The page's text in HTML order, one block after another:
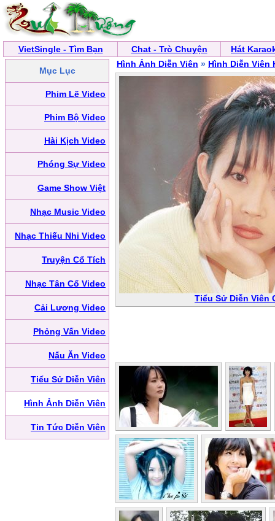
VietSingle - Tìm Bạn Chat - Trò Chuyện Hát
Mục Lục
Phim Lẽ Video
Phim Bộ Video
Hài Kịch Video
Phóng Sự Video
Game Show Việt
Nhạc Music Video
Nhạc Thiếu Nhi Video
Truyện Cổ Tích
Nhạc Tân Cổ Video
Cải Lương Video
Phỏng Vấn Video
Nấu Ăn Video
Tiểu Sử Diễn Viên
Hình Ảnh Diễn Viên
Tin Tức Diễn Viên
Hình Ảnh Diễn Viên » Hình Diễn Viên
Tiểu Sử Diễn Viên